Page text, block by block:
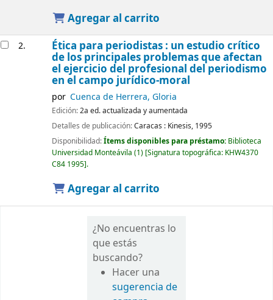
Agregar al carrito
2. Ética para periodistas : un estudio crítico
de los principales problemas que afectan
el ejercicio del profesional del periodismo
en el campo jurídico-moral
por Cuenca de Herrera, Gloria
Edición:2a ed. actualizada y aumentada
Detalles de publicación:Caracas : Kinesis, 1995
Disponibilidad:Ítems disponibles para préstamo: Biblioteca
Universidad Monteávila (1) Signatura topográfica: KHW4370
C84 1995 .
Agregar al carrito
¿No encuentras lo
que estás
buscando?
Hacer una
sugerencia de